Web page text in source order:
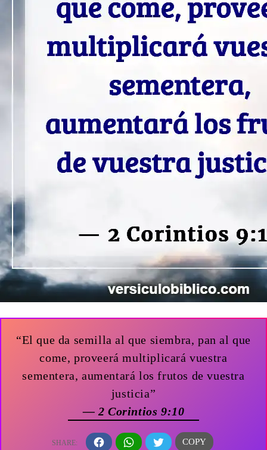
“El que da semilla al que siembra, pan al que
come, proveerá multiplicará vuestra
sementera, aumentará los frutos de vuestra
justicia”
— 2 Corintios 9:10